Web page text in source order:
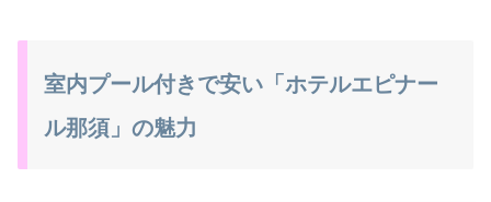
室内プール付きで安い「ホテルエピナー
ル那須」の魅力